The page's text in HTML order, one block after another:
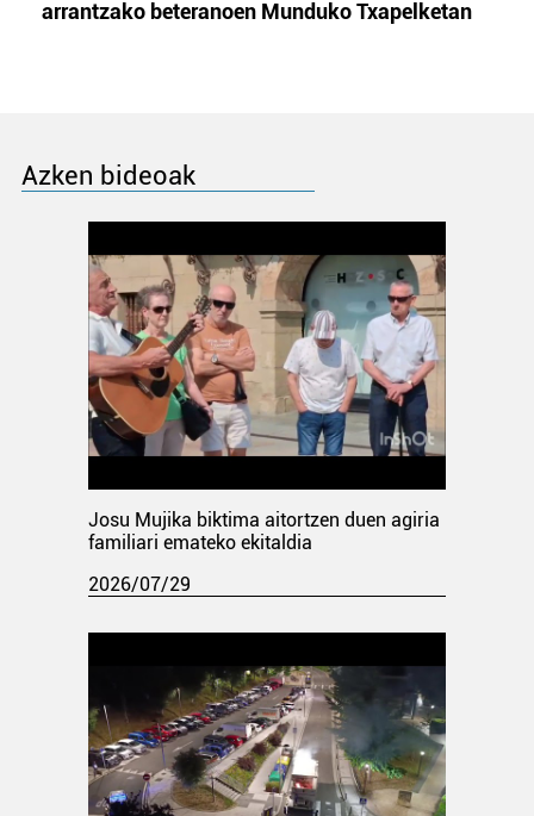
arrantzako beteranoen Munduko Txapelketan
Azken bideoak
Josu Mujika biktima aitortzen duen agiria
familiari emateko ekitaldia
2026/07/29